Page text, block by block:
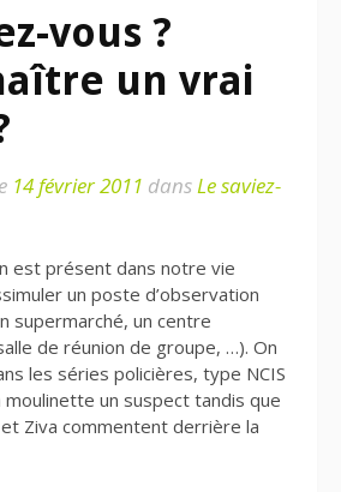
vous ?
un vrai
14 février 2011 dansLe saviez-
est présent dans notre vie
un poste d’observation
supermarché, un centre
de réunion de groupe, …). On
les séries policières, type NCIS
moulinette un suspect tandis que
Ziva commentent derrière la